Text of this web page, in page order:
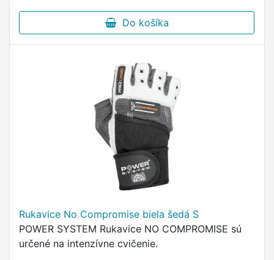
Do košíka
Rukavice No Compromise biela šedá S
POWER SYSTEM Rukavice NO COMPROMISE sú
určené na intenzívne cvičenie.